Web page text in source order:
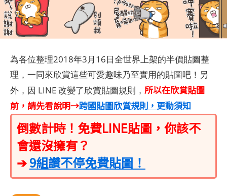
為各位整理2018年3月16日全世界上架的半價貼圖整
理，一同來欣賞這些可愛趣味乃至實用的貼圖吧！另
外，因 LINE 改變了欣賞貼圖規則， 所以在欣賞貼圖
前，請先看說明→跨國貼圖欣賞規則，更動須知
倒數計時！免費LINE貼圖，你該不
會還沒擁有？
➔9組讚不停免費貼圖！